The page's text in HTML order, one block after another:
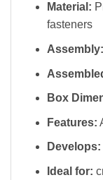
Material:
fasteners
Assembly:
Box
Features:
Develops:
Ideal for: